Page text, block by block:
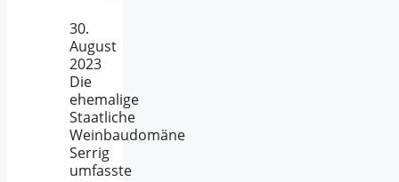
30.
August
2023
Die
ehemalige
Staatliche
Weinbaudomäne
Serrig
umfasste